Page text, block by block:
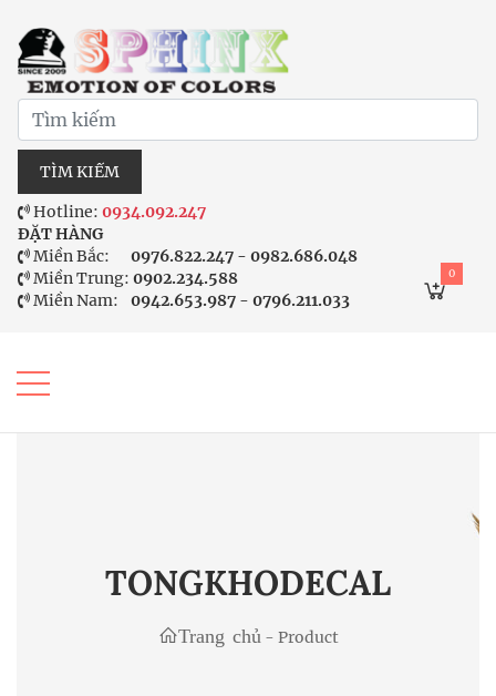
TÌM KIẾM
Hotline: 0934.092.247
ĐẶT HÀNG
Miền Bắc:
0976.822.247 - 0982.686.048
Miền Trung: 0902.234.588
Miền Nam:
0942.653.987 - 0796.211.033
0
TONGKHODECAL
Trang chủ - Product